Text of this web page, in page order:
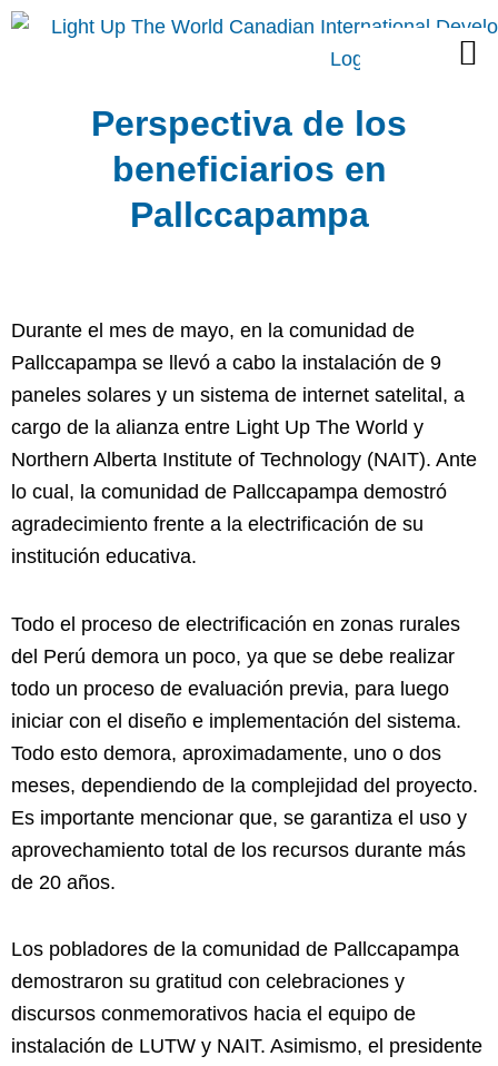
Skip
Perspectiva de los
beneficiarios en
Pallccapampa
Durante el mes de mayo, en la comunidad de
Pallccapampa se llevó a cabo la instalación de 9
paneles solares y un sistema de internet satelital, a
cargo de la alianza entre Light Up The World y
Northern Alberta Institute of Technology (NAIT). Ante
lo cual, la comunidad de Pallccapampa demostró
agradecimiento frente a la electrificación de su
institución educativa.
Todo el proceso de electrificación en zonas rurales
del Perú demora un poco, ya que se debe realizar
todo un proceso de evaluación previa, para luego
iniciar con el diseño e implementación del sistema.
Todo esto demora, aproximadamente, uno o dos
meses, dependiendo de la complejidad del proyecto.
Es importante mencionar que, se garantiza el uso y
aprovechamiento total de los recursos durante más
de 20 años.
Los pobladores de la comunidad de Pallccapampa
demostraron su gratitud con celebraciones y
discursos conmemorativos hacia el equipo de
instalación de LUTW y NAIT. Asimismo, el presidente